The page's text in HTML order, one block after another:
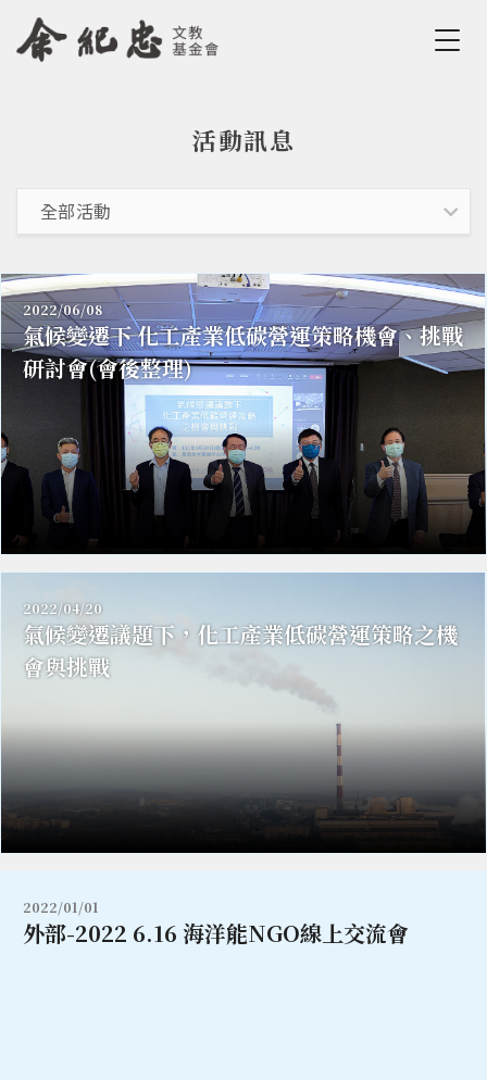
Jump to Navigation
Jump to Main content
活動訊息
2022/06/08
氣候變遷下 化工產業低碳營運策略機會、挑戰
研討會(會後整理)
2022/04/20
氣候變遷議題下，化工產業低碳營運策略之機
會與挑戰
2022/01/01
外部-2022 6.16 海洋能NGO線上交流會